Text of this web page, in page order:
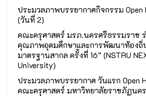
ประมวลภาพบรรยากาศกิจกรรม Open
(วันที่ 2)
คณะครุศาสตร์ มรภ.นครศรีธรรมราช ร่
คุณภาพอุดมศึกษาและการพัฒนาท้องถิ่
มาตรฐานสากล ครั้งที่ 16” (NSTRU
University)
ประมวลภาพบรรยากาศ วันแรก Open
คณะครุศาสตร์ มหาวิทยาลัยราชภัฏนค